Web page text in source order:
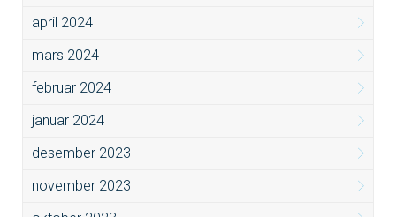
april 2024
mars 2024
februar 2024
januar 2024
desember 2023
november 2023